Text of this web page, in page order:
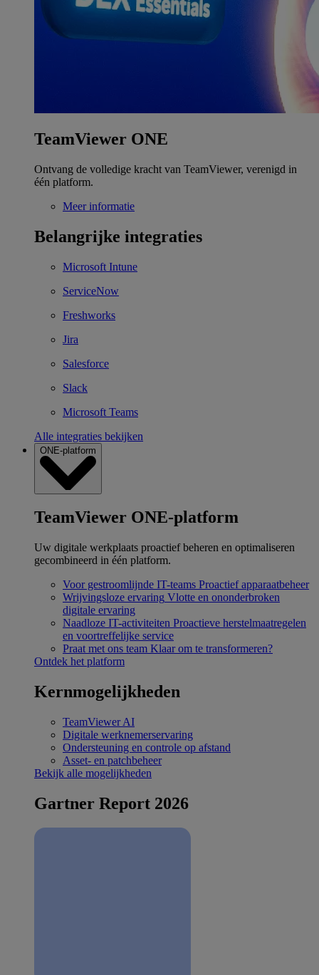
TeamViewer ONE
Ontvang de volledige kracht van TeamViewer, verenigd in
één platform.
Meer informatie
Belangrijke integraties
Microsoft Intune
ServiceNow
Freshworks
Jira
Salesforce
Slack
Microsoft Teams
Alle integraties bekijken
ONE-platform
TeamViewer ONE-platform
Uw digitale werkplaats proactief beheren en optimaliseren
gecombineerd in één platform.
Voor gestroomlijnde IT-teams Proactief apparaatbeheer
Wrijvingsloze ervaring Vlotte en ononderbroken
digitale ervaring
Naadloze IT-activiteiten Proactieve herstelmaatregelen
en voortreffelijke service
Praat met ons team Klaar om te transformeren?
Ontdek het platform
Kernmogelijkheden
TeamViewer AI
Digitale werknemerservaring
Ondersteuning en controle op afstand
Asset- en patchbeheer
Bekijk alle mogelijkheden
Gartner Report 2026